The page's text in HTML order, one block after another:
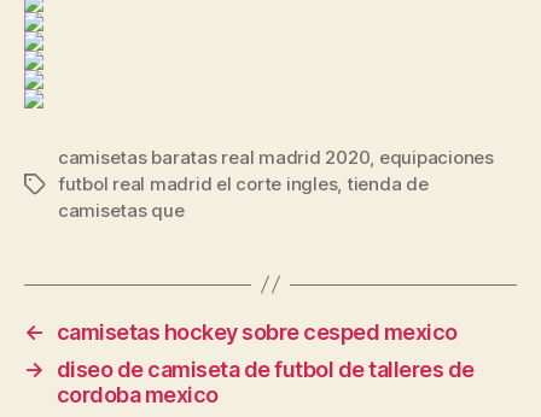
Etiquetas
camisetas baratas real madrid 2020 equipaciones
futbol real madrid el corte ingles, tienda de
camisetas que
←
camisetas hockey sobre cesped mexico
→
diseo de camiseta de futbol de talleres de
cordoba mexico